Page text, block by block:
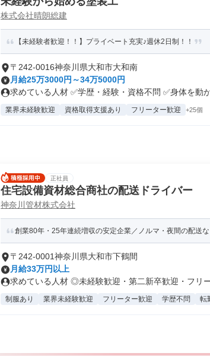
株式会社晴朗総建
【未経験者歓迎！！】プライベート充実♪週休2日制！！
〒242-0016神奈川県大和市大和南
月給25万3000円～34万5000円
求めている人材 ✅学歴・経験・資格不問 ✅身体を動
業界未経験歓迎 資格取得支援あり フリーター歓迎 +25個
正社員
住宅設備資材総合商社の配送ドライバー
神奈川管材株式会社
創業80年・25年連続増収の安定企業／ノルマ・夜間の配送な
〒242-0001神奈川県大和市下鶴間
月給33万円以上
求めている人材 ◎未経験歓迎・第二新卒歓迎・フリ
制服あり 業界未経験歓迎 フリーター歓迎 学歴不問 転